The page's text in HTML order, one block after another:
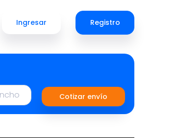
Ingresar Registro
Cotizar envío